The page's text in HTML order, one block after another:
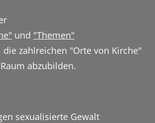
und "Themen"
zahlreichen "Orte von Kirche"
abzubilden.
sexualisierte Gewalt